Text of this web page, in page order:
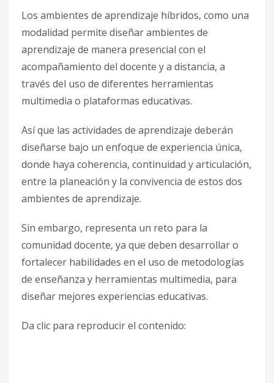
CATEGORÍAS
Académicas
Ambientes híbridos
Asesoría curso a distancia
Competencias digitales
Cursos
Cursos Híbridos
Cursos Presenciales
Desarrollo de competencias
Desarrollo personal
Diplomados
Diseño Formacional
e-Learning
Formación Docente
Fundamentos EBC
Los ambientes de aprendizaje híbridos, como una
modalidad permite diseñar ambientes de
aprendizaje de manera presencial con el
acompañamiento del docente y a distancia, a
través del uso de diferentes herramientas
multimedia o plataformas educativas.
Así que las actividades de aprendizaje deberán
diseñarse bajo un enfoque de experiencia única,
donde haya coherencia, continuidad y articulación,
entre la planeación y la convivencia de estos dos
ambientes de aprendizaje.
Sin embargo, representa un reto para la
comunidad docente, ya que deben desarrollar o
fortalecer habilidades en el uso de metodologías
de enseñanza y herramientas multimedia, para
diseñar mejores experiencias educativas.
Da clic para reproducir el contenido: